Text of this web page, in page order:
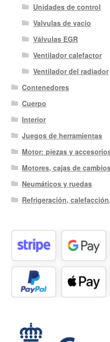
Unidades de control
Valvulas de vacio
Válvulas EGR
Ventilador calefactor
Ventilador del radiador
Contenedores
Cuerpo
Interior
Juegos de herramientas
Motor: piezas y
Motores, cajas de
Neumáticos y ruedas
Refrigeración,